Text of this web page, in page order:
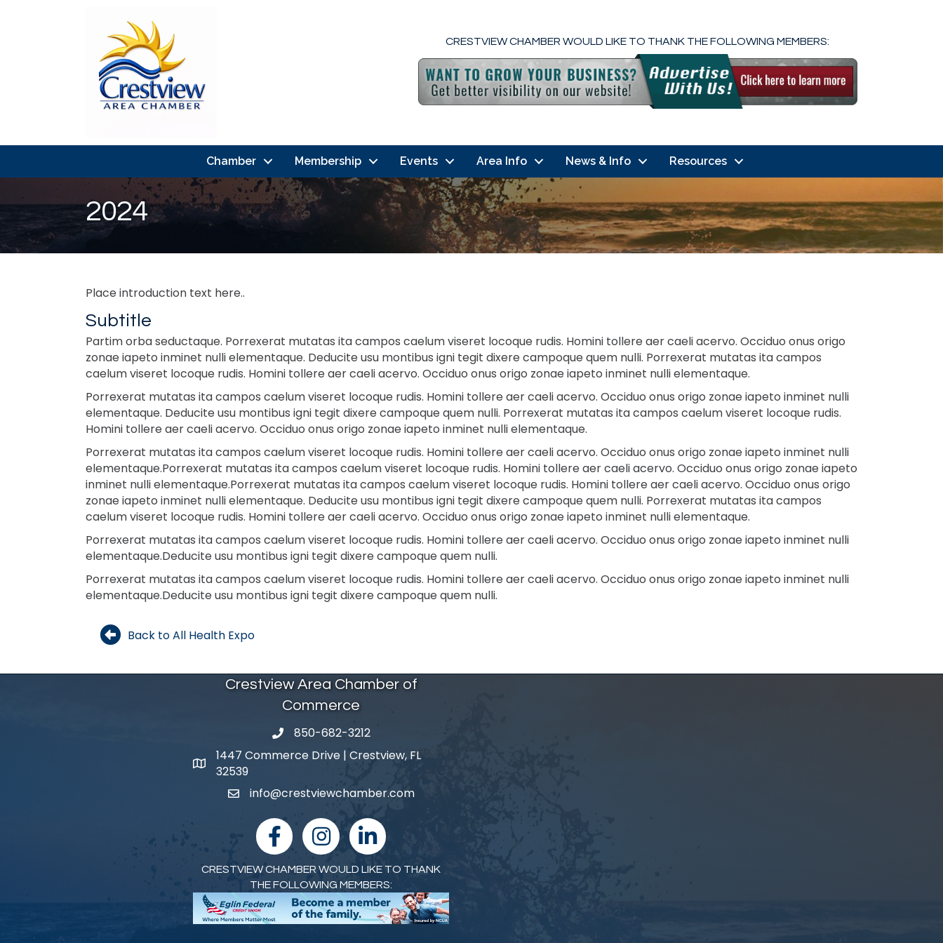
CRESTVIEW CHAMBER WOULD LIKE TO THANK THE FOLLOWING MEMBERS:
Chamber Membership Events Area Info News & Info Resources
2024
Place introduction text here..
Subtitle
Partim orba seductaque. Porrexerat mutatas ita campos caelum viseret locoque rudis. Homini tollere aer caeli acervo. Occiduo onus origo
zonae iapeto inminet nulli elementaque. Deducite usu montibus igni tegit dixere campoque quem nulli. Porrexerat mutatas ita campos
caelum viseret locoque rudis. Homini tollere aer caeli acervo. Occiduo onus origo zonae iapeto inminet nulli elementaque.
Porrexerat mutatas ita campos caelum viseret locoque rudis. Homini tollere aer caeli acervo. Occiduo onus origo zonae iapeto inminet nulli
elementaque. Deducite usu montibus igni tegit dixere campoque quem nulli. Porrexerat mutatas ita campos caelum viseret locoque rudis.
Homini tollere aer caeli acervo. Occiduo onus origo zonae iapeto inminet nulli elementaque.
Porrexerat mutatas ita campos caelum viseret locoque rudis. Homini tollere aer caeli acervo. Occiduo onus origo zonae iapeto inminet nulli
elementaque.Porrexerat mutatas ita campos caelum viseret locoque rudis. Homini tollere aer caeli acervo. Occiduo onus origo zonae iapeto
inminet nulli elementaque.Porrexerat mutatas ita campos caelum viseret locoque rudis. Homini tollere aer caeli acervo. Occiduo onus origo
zonae iapeto inminet nulli elementaque. Deducite usu montibus igni tegit dixere campoque quem nulli. Porrexerat mutatas ita campos
caelum viseret locoque rudis. Homini tollere aer caeli acervo. Occiduo onus origo zonae iapeto inminet nulli elementaque.
Porrexerat mutatas ita campos caelum viseret locoque rudis. Homini tollere aer caeli acervo. Occiduo onus origo zonae iapeto inminet nulli
elementaque.Deducite usu montibus igni tegit dixere campoque quem nulli.
Porrexerat mutatas ita campos caelum viseret locoque rudis. Homini tollere aer caeli acervo. Occiduo onus origo zonae iapeto inminet nulli
elementaque.Deducite usu montibus igni tegit dixere campoque quem nulli.
Back to All Health Expo
Crestview Area Chamber of
Commerce
phone number
850-682-3212
map and address
1447 Commerce Drive | Crestview, FL
32539
emailinfo@crestviewchamber.com
facebookInstagramlinked in
CRESTVIEW CHAMBER WOULD LIKE TO THANK
THE FOLLOWING MEMBERS: